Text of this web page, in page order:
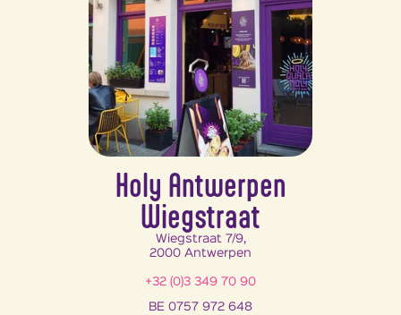
Holy Antwerpen
Wiegstraat
Wiegstraat 7/9,
2000 Antwerpen
+32 (0)3 349 70 90
BE 0757 972 648